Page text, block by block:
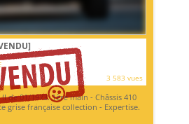
3 583 vues
de 01/1973. 1ère main - Châssis 410
grise française collection - Expertise.